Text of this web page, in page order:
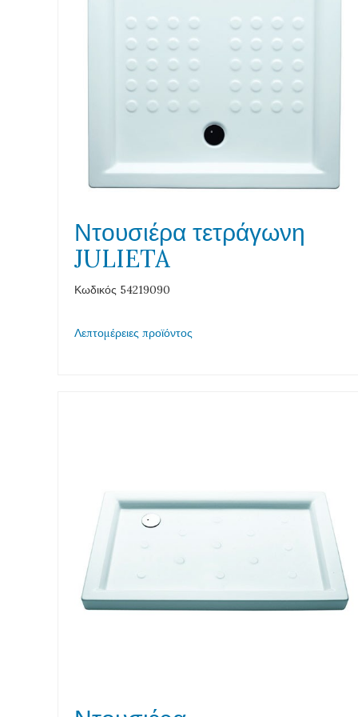
Ντουσιέρα τετράγωνη
JULIETA
Κωδικός 54219090
Λεπτομέρειες προϊόντος